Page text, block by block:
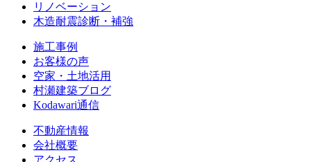
リノベーション
木造耐震診断・補強
施工事例
お客様の声
空家・土地活用
村瀬建築ブログ
Kodawari通信
不動産情報
会社概要
アクセス